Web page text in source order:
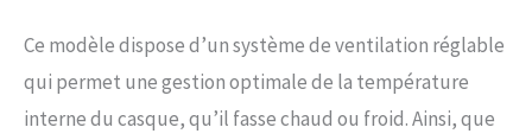
Ce modèle dispose d’un système de ventilation réglable
qui permet une gestion optimale de la température
interne du casque, qu’il fasse chaud ou froid. Ainsi, que